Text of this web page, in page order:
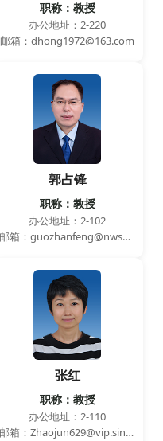
职称：教授
办公地址：2-220
邮箱：dhong1972@163.com
郭占锋
职称：教授
办公地址：2-102
邮箱：guozhanfeng@nwsuaf.edu.cn
张红
职称：教授
办公地址：2-110
邮箱：Zhaojun629@vip.sina.com